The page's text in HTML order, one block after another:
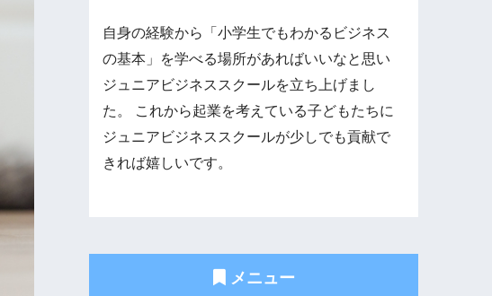
自身の経験から「小学生でもわかるビジネス
の基本」を学べる場所があればいいなと思い
ジュニアビジネススクールを立ち上げまし
た。 これから起業を考えている子どもたちに
ジュニアビジネススクールが少しでも貢献で
きれば嬉しいです。
メニュー